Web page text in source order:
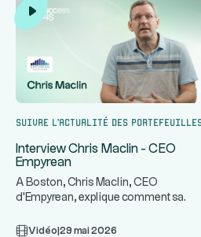
Suivre l’actualité des
Interview Chris Maclin - CEO
Empyrean
A Boston, Chris Maclin, CEO
d'Empyrean, explique comment sa
ban...
Vidéo 29 mai 2026